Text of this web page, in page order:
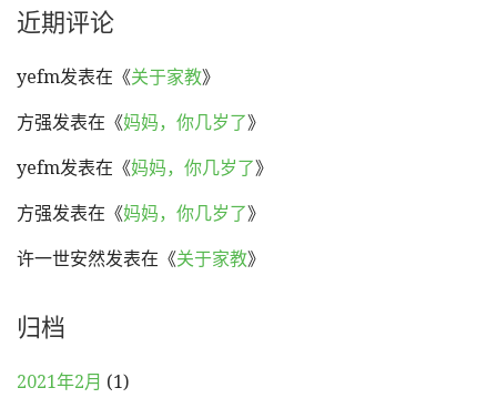
近期评论
yefm发表在《关于家教》
方强发表在《妈妈，你几岁了》
yefm发表在《妈妈，你几岁了》
方强发表在《妈妈，你几岁了》
许一世安然发表在《关于家教》
归档
2021年2月 (1)